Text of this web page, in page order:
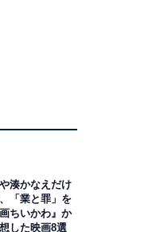
湊かなえだけ
「業と罪」を
ちいかわ』か
した映画8選